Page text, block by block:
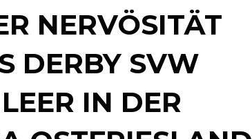
NERVÖSITÄT
DERBY SVW
IN DER